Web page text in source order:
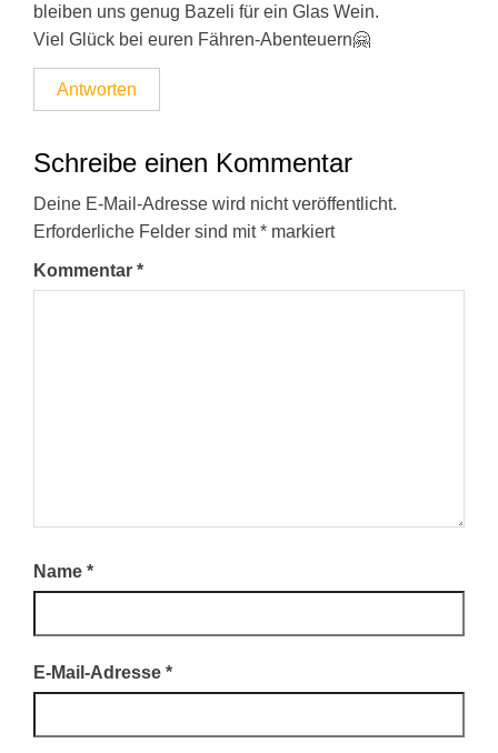
bleiben uns genug Bazeli für ein Glas Wein.
Viel Glück bei euren Fähren-Abenteuern🤗
Antworten
Schreibe einen Kommentar
Deine E-Mail-Adresse wird nicht veröffentlicht.
Erforderliche Felder sind mit* markiert
Kommentar *
Name *
E-Mail-Adresse *